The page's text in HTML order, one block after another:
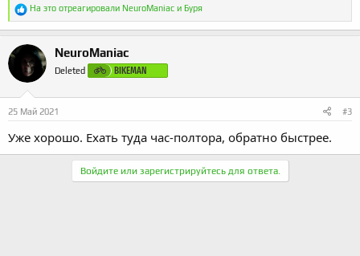
Р
а
к
ц
и
и
:
На это отреагировали NeuroManiac и Буря
NeuroManiac
Deleted BIKEMAN
25 Май 2021 #3
Уже хорошо. Ехать туда час-полтора, обратно быстрее.
Войдите или зарегистрируйтесь для ответа.